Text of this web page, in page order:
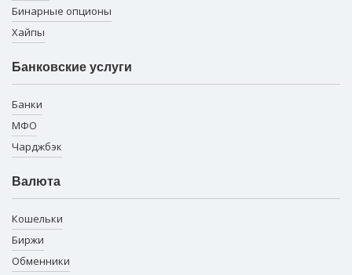
Бинарные опционы
Хайпы
Банковские услуги
Банки
МФО
Чарджбэк
Валюта
Кошельки
Биржи
Обменники